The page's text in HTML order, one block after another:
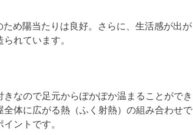
め陽当たりは良好。さらに、生活感が出が
れています。
なので足元からぽかぽか温まることができ
体に広がる熱（ふく射熱）の組み合わせで
ントです。